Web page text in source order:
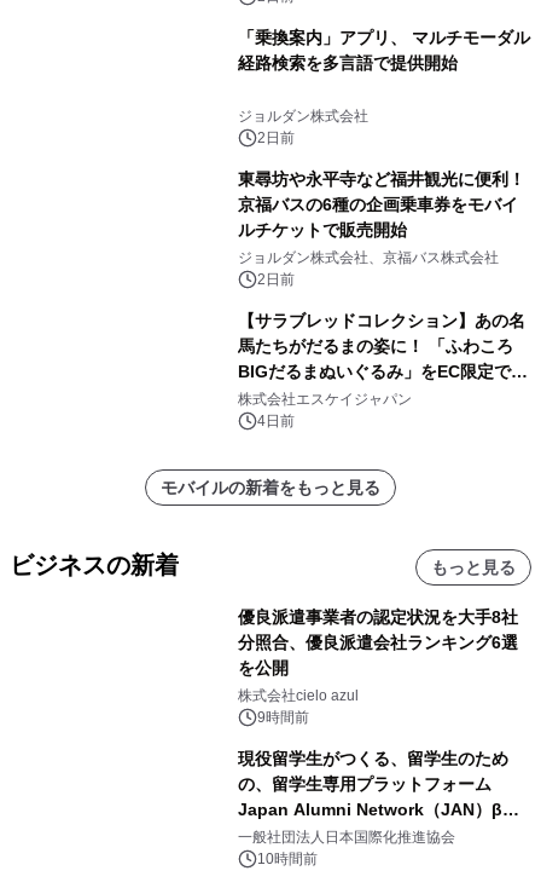
「乗換案内」アプリ、 マルチモーダル
経路検索を多言語で提供開始
ジョルダン株式会社
2日前
東尋坊や永平寺など福井観光に便利！
京福バスの6種の企画乗車券をモバイ
ルチケットで販売開始
ジョルダン株式会社、京福バス株式会社
2日前
【サラブレッドコレクション】あの名
馬たちがだるまの姿に！ 「ふわころ
BIGだるまぬいぐるみ」をEC限定で受
注販売開始
株式会社エスケイジャパン
4日前
モバイルの新着をもっと見る
ビジネスの新着 もっと見る
優良派遣事業者の認定状況を大手8社
分照合、優良派遣会社ランキング6選
を公開
株式会社cielo azul
9時間前
現役留学生がつくる、留学生のため
の、留学生専用プラットフォーム
Japan Alumni Network（JAN）β版
をリリース
一般社団法人日本国際化推進協会
10時間前